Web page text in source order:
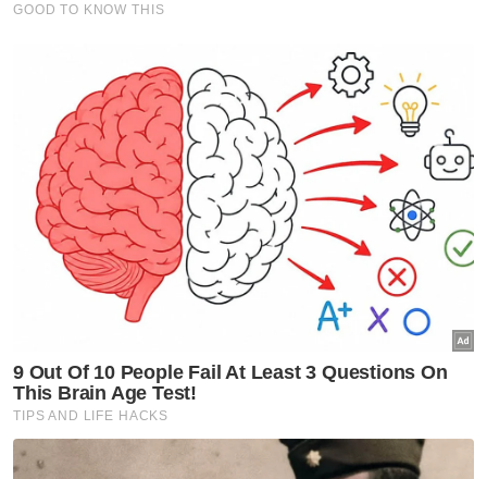
Semasa
Selatan, ETS alami kelewatan
Semasa
PDRM perinci mekanisme
penugasan anggota dalam
AVSEC